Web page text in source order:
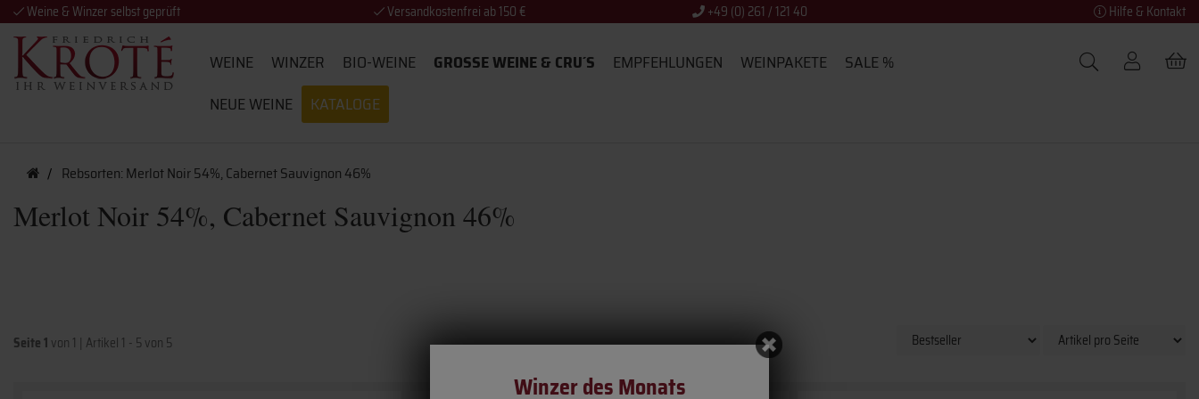
Winzer des Monats
Weine & Winzer selbst geprüft Versandkostenfrei ab 150 € +49 (0) 261 / 121 40 Hilfe & Kontakt
WEINE WINZER BIO-WEINE GROSSE WEINE & CRU´S EMPFEHLUNGEN WEINPAKETE
SALE %
NEUE WEINE
KATALOGE
Rebsorten: Merlot Noir 54%, Cabernet Sauvignon 46%
Merlot Noir 54%, Cabernet Sauvignon 46%
Seite 1 von 1 | Artikel 1 - 5 von 5